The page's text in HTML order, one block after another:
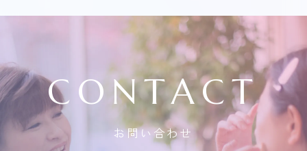
CONTACT
お問い合わせ